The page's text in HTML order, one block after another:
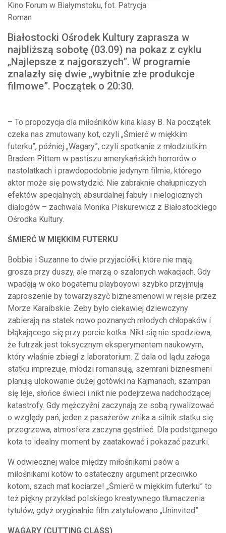
Kino Forum w Białymstoku, fot. Patrycja
Roman
Białostocki Ośrodek Kultury zaprasza w
najbliższą sobotę (03.09) na pokaz z cyklu
„Najlepsze z najgorszych”. W programie
znalazły się dwie „wybitnie złe produkcje
filmowe”. Początek o 20:30.
– To propozycja dla miłośników kina klasy B. Na początek
czeka nas zmutowany kot, czyli „Śmierć w miękkim
futerku”, później „Wagary”, czyli spotkanie z młodziutkim
Bradem Pittem w pastiszu amerykańskich horrorów o
nastolatkach i prawdopodobnie jedynym filmie, którego
aktor może się powstydzić. Nie zabraknie chałupniczych
efektów specjalnych, absurdalnej fabuły i nielogicznych
dialogów – zachwala Monika Piskurewicz z Białostockiego
Ośrodka Kultury.
ŚMIERĆ W MIĘKKIM FUTERKU
Bobbie i Suzanne to dwie przyjaciółki, które nie mają
grosza przy duszy, ale marzą o szalonych wakacjach. Gdy
wpadają w oko bogatemu playboyowi szybko przyjmują
zaproszenie by towarzyszyć biznesmenowi w rejsie przez
Morze Karaibskie. Żeby było ciekawiej dziewczyny
zabierają na statek nowo poznanych młodych chłopaków i
błąkającego się przy porcie kotka. Nikt się nie spodziewa,
że futrzak jest toksycznym eksperymentem naukowym,
który właśnie zbiegł z laboratorium. Z dala od lądu załoga
statku imprezuje, młodzi romansują, szemrani biznesmeni
planują ulokowanie dużej gotówki na Kajmanach, szampan
się leje, słońce świeci i nikt nie podejrzewa nadchodzącej
katastrofy. Gdy mężczyźni zaczynają ze sobą rywalizować
o względy pań, jeden z pasażerów znika a silnik statku się
przegrzewa, atmosfera zaczyna gęstnieć. Dla podstępnego
kota to idealny moment by zaatakować i pokazać pazurki.
W odwiecznej walce między miłośnikami psów a
miłośnikami kotów to ostateczny argument przeciwko
kotom, szach mat kociarze! „Śmierć w miękkim futerku” to
też piękny przykład polskiego kreatywnego tłumaczenia
tytułów, gdyż oryginalnie film zatytułowano „Uninvited”.
WAGARY (CUTTING CLASS)